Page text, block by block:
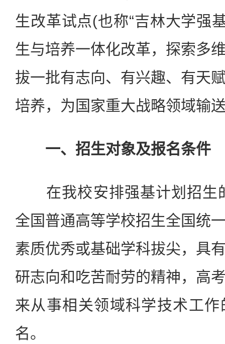
生改革试点(也称“吉林大学强
生与培养一体化改革，探索多
拔一批有志向、有兴趣、有天
培养，为国家重大战略领域输
一、招生对象及报名条件
在我校安排强基计划招生
全国普通高等学校招生全国统
素质优秀或基础学科拔尖，具
研志向和吃苦耐劳的精神，高
来从事相关领域科学技术工
名。